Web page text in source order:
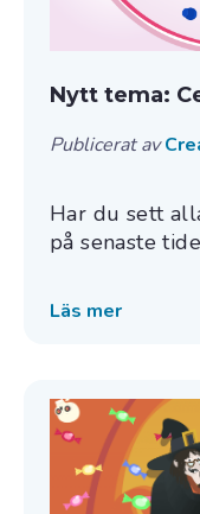
Nytt tema:
Publicerat av
Har du sett
på senaste
Läs mer